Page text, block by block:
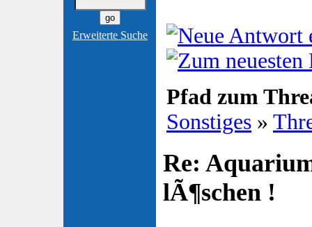
Erweiterte Suche
Pfad zum
Sonstiges »
Re:
lÃ¶schen !